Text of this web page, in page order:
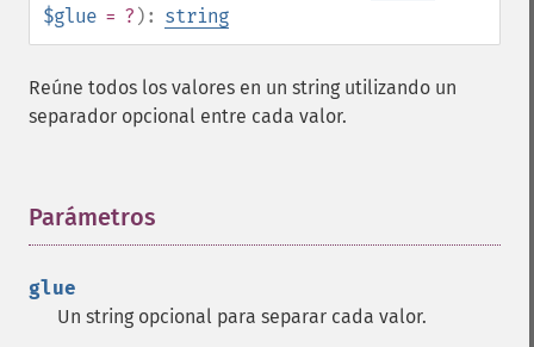
$glue = ? ): string
Reúne todos los valores en un string utilizando un
separador opcional entre cada valor.
Parámetros
glue
Un string opcional para separar cada valor.